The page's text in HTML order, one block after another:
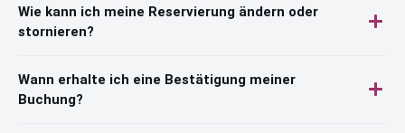
Wie kann ich meine Reservierung ändern oder
stornieren?
Wann erhalte ich eine Bestätigung meiner
Buchung?